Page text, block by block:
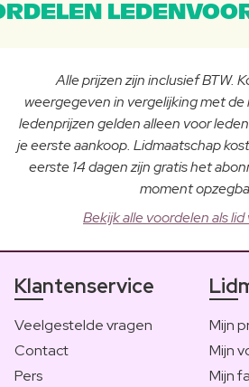
Alle prijzen zijn inclusief BTW.
weergegeven in vergelijking met de
ledenprijzen gelden alleen voor
je eerste aankoop. Lidmaatschap
eerste 14 dagen zijn gratis het
moment
Bekijk alle voordelen als
Klantenservice
Veelgestelde vragen
Contact
Pers
Mijn
Mijn
Mijn